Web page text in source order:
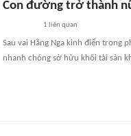
Con đường trở thành
1 liên quan
Sau vai Hằng Nga kinh điển trong
nhanh chóng sở hữu khối tài sản